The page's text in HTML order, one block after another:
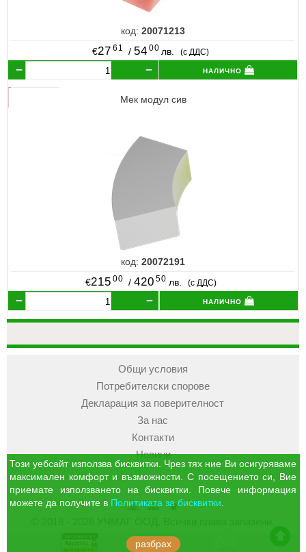
код: 20071213
€27 61 / 54 00 лв. (с ДДС)
налично
Мек модул сив
код: 20072191
€215 00 /420 50 лв. (с ДДС)
налично
Общи условия
Потребителски спорове
Декларация за поверителност
За нас
Контакти
Новини
УЧМАГКошница
Профил
Този уебсайт използва бисквитки. Чрез тях ние Ви осигуряваме
максимален комфорт и възможности. С посещението си, Вие
приемате използването на бисквитки. Повече информация
можете да получите в Политиката за бисквитки.
разбрах